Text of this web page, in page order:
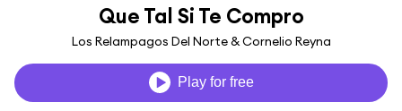
Que Tal Si Te Compro
Los Relampagos Del Norte & Cornelio Reyna
Play for free